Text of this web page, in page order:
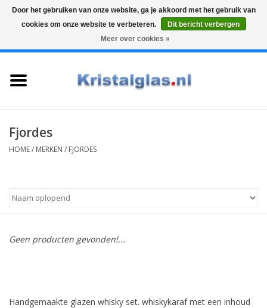
Graveren
Karaffen
Fjordes
HOME/ MERKEN / FJORDES
Geen producten gevonden!...
Handgemaakte glazen whisky set. whiskykaraf met een inhoud
Door het gebruiken van onze website, ga je akkoord met het gebruik van
cookies om onze website te verbeteren.
Dit bericht verbergen
Meer over cookies »